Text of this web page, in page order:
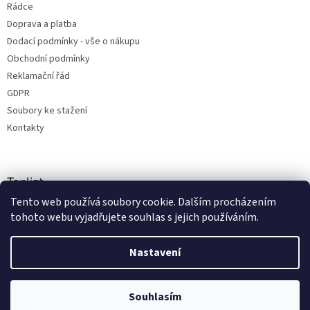
Tento web používá soubory cookie. Dalším procházením
tohoto webu vyjadřujete souhlas s jejich používáním.
Nastavení
Souhlasím
Rádce
Doprava a platba
Dodací podmínky - vše o nákupu
Obchodní podmínky
Reklamační řád
GDPR
Soubory ke stažení
Kontakty
Toplist
Vytvořil Shoptet
radio-shop.cz. Všechna práva vyhrazena.